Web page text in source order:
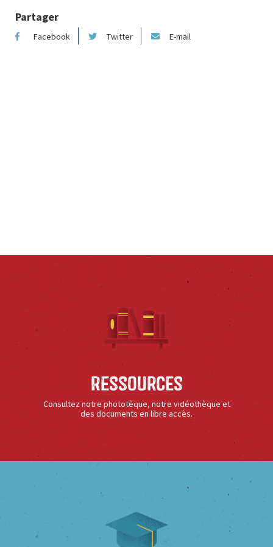
Partager
Facebook Twitter E-mail
Ressources
Consultez notre phototèque, notre vidéothèque et
des documents en libre accès.